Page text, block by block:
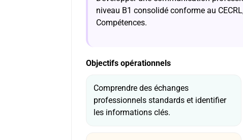
niveau B1 consolidé conforme au
Compétences.
Objectifs opérationnels
Comprendre des échanges
professionnels standards et identifier
les informations clés.